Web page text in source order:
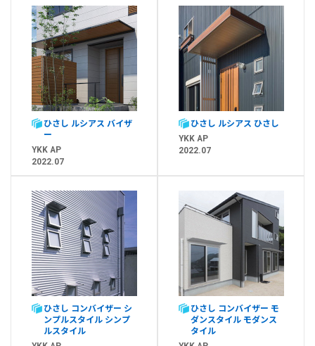
ひさし ルシアス バイザ
ー
YKK AP
2022.07
ひさし ルシアス ひさし
YKK AP
2022.07
ひさし コンバイザー シ
ンプルスタイル シンプ
ルスタイル
ひさし コンバイザー モ
ダンスタイル モダンス
タイル